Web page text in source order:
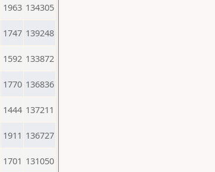
1963 134305
1747 139248
1592 133872
1770 136836
1444 137211
1911 136727
1701 131050